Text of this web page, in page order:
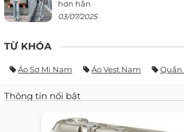
hơn hẳn
03/07/2025
TỪ KHÓA
Áo Sơ Mi Nam Áo Vest Nam Quần
Thông tin nổi bật